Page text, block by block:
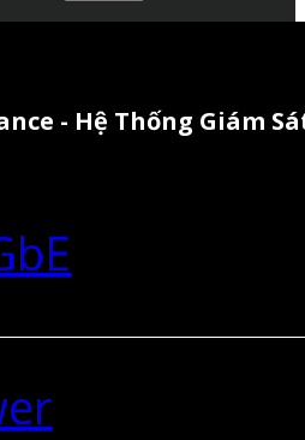
- Hệ Thống Giám